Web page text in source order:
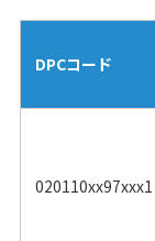
DPCコード
020110xx97xxx1